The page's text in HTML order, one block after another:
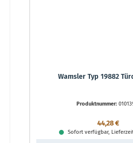
Wamsler Typ 19882
Produktnummer:
Regulärer
44,28 €
Sofort verfügbar,